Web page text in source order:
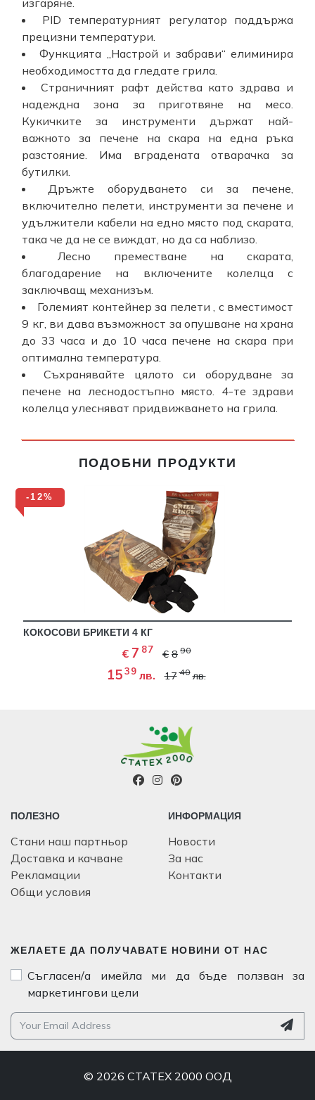
PID температурният регулатор поддържа
прецизни температури.
Функцията „Настрой и забрави“ елиминира
необходимостта да гледате грила.
Страничният рафт действа като здрава и
надеждна зона за приготвяне на месо.
Кукичките за инструменти държат най-
важното за печене на скара на една ръка
разстояние. Има вградената отварачка за
бутилки.
Дръжте оборудването си за печене,
включително пелети, инструменти за печене и
удължители кабели на едно място под скарата,
така че да не се виждат, но да са наблизо.
Лесно преместване на скарата,
благодарение на включените колелца с
заключващ механизъм.
Големият контейнер за пелети , с вместимост
9 кг, ви дава възможност за опушване на храна
до 33 часа и до 10 часа печене на скара при
оптимална температура.
Съхранявайте цялото си оборудване за
печене на леснодостъпно място. 4-те здрави
колелца улесняват придвижването на грила.
ПОДОБНИ ПРОДУКТИ
-12%
КОКОСОВИ БРИКЕТИ 4 КГ
€ 7 87 € 8 90
15 39 лв. 17 40 лв.
ПОЛЕЗНО
Стани наш партньор
Доставка и качване
Рекламации
Общи условия
ИНФОРМАЦИЯ
Новости
За нас
Контакти
ЖЕЛАЕТЕ ДА ПОЛУЧАВАТЕ НОВИНИ ОТ НАС
Съгласен/а имейла ми да бъде ползван за
маркетингови цели
© 2026 СТАТЕХ 2000 ООД